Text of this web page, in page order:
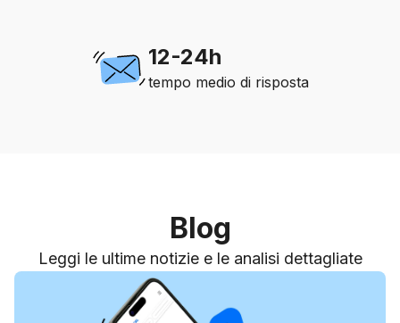
12-24h
tempo medio di risposta
Blog
Leggi le ultime notizie e le analisi dettagliate